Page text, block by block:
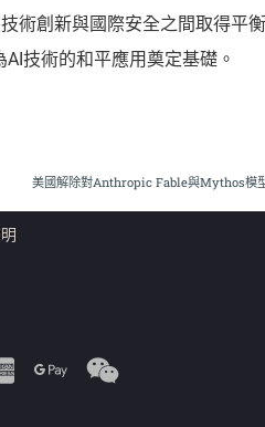
術創新與國際安全之間取得平
技術的和平應用奠定基礎。
美國解除對Anthropic Fable與Mythos模